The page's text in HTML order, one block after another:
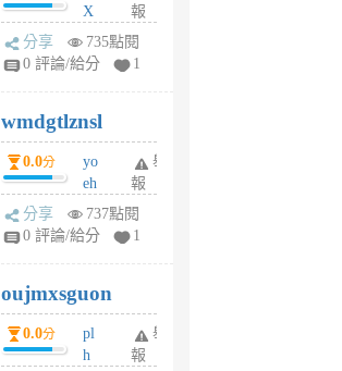
X
Pe
Jc
R
P
m
v
A
V
個
月
前
報
分享
735點閱
0 評論/給分
1
wmdgtlznsl
0.0分
yo
eh
ld
gy
個
月
前
舉
報
分享
737點閱
0 評論/給分
1
oujmxsguon
0.0分
pl
h
舉
報